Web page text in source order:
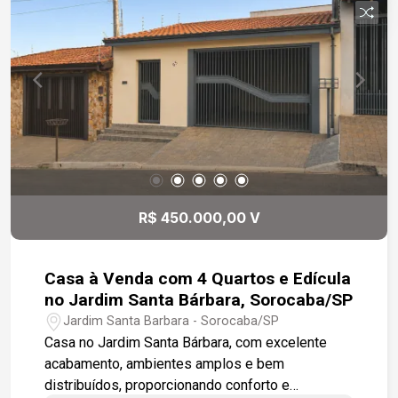
R$ 450.000,00 V
Casa à Venda com 4 Quartos e Edícula
no Jardim Santa Bárbara, Sorocaba/SP
Jardim Santa Barbara - Sorocaba/SP
Casa no Jardim Santa Bárbara, com excelente
acabamento, ambientes amplos e bem
distribuídos, proporcionando conforto e